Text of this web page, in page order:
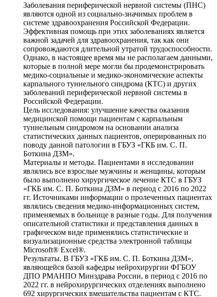
Заболевания периферической нервной системы (ПНС)
являются одной из социально-значимых проблем в
системе здравоохранения Российской Федерации.
Эффективная помощь при этих заболеваниях является
важной задачей для здравоохранения, так как они
сопровождаются длительной утратой трудоспособности.
Однако, в настоящее время мы не располагаем данными,
которые в полной мере могли бы продемонстрировать
медико-социальные и медико-экономические аспекты
карпального туннельного синдрома (КТС) и других
заболеваний периферической нервной системы в
Российской Федерации.
Цель исследования: улучшение качества оказания
медицинской помощи пациентам с карпальным
туннельным синдромом на основании анализа
статистических данных пациентов, оперированных по
поводу данной патологии в ГБУЗ «ГКБ им. С. П.
Боткина ДЗМ».
Материалы и методы. Пациентами в исследовании
являлись все взрослые мужчины и женщины, которым
было выполнено хирургическое лечение КТС в ГБУЗ
«ГКБ им. С. П. Боткина ДЗМ» в период с 2016 по 2022
гг. Источниками информации о пролеченных пациентах
являлись сведения медико-информационных систем,
применяемых в больнице в разные годы. Для получения
описательной статистики и представления данных в
графическом виде применялись статистические и
визуализационные средства электронной таблицы
Microsoft® Excel®.
Результаты. В ГБУЗ «ГКБ им. С. П. Боткина ДЗМ»,
являющейся базой кафедры нейрохирургии ФГБОУ
ДПО РМАНПО Минздрава России, в период с 2016 по
2022 гг. в нейрохирургических отделениях выполнено
692 хирургических вмешательства пациентам с КТС.